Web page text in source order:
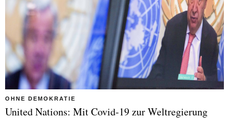
OHNE DEMOKRATIE
United Nations: Mit Covid-19 zur Weltregierung